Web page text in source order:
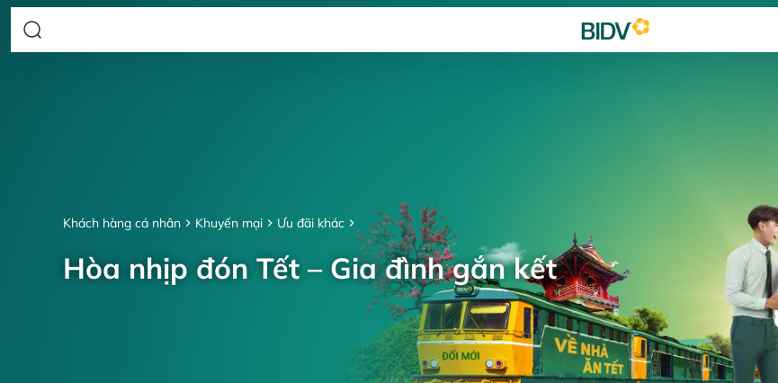
Khách hàng cá nhân Khuyến mại Ưu đãi khác
Hòa nhịp đón Tết – Gia đình gắn kết